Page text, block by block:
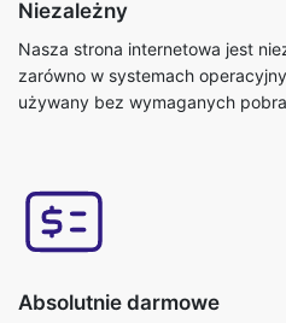
zarówno w systemach
używany bez wymaganych
Absolutnie darmowe
konwertować tyle plików, ile